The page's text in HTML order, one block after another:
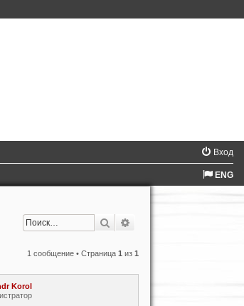
Вход
ENG
Поиск
1 сообщение • Страница1 из1
Korol